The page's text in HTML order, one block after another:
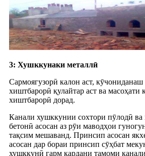
3: Хушккунаки металлӣ
Сармоягузорӣ калон аст, кӯчониданаш
хиштбарорӣ қулайтар аст ва масоҳати
хиштбарорӣ дорад.
Канали хушккунии сохтори пӯлодӣ
бетонӣ асосан аз рӯи маводҳои
тақсим мешаванд. Принсип асосан
асосан дар бораи принсип сӯҳбат
хушккунӣ гарм кардани тамоми